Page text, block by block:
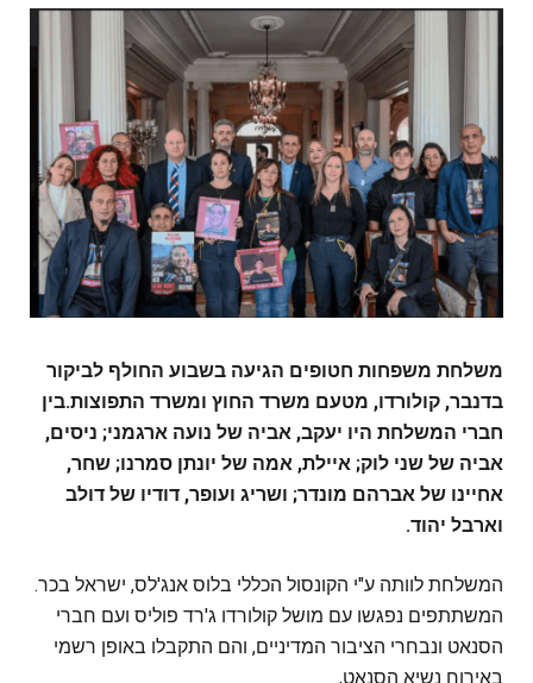
משלחת משפחות חטופים הגיעה בשבוע החולף לביקור
בדנבר, קולורדו, מטעם משרד החוץ ומשרד התפוצות.בין
חברי המשלחת היו יעקב, אביה של נועה ארגמני; ניסים,
אביה של שני לוק; איילת, אמה של יונתן סמרנו; שחר,
אחיינו של אברהם מונדר; ושריג ועופר, דודיו של דולב
וארבל יהוד.
המשלחת לוותה ע"י הקונסול הכללי בלוס אנג'לס, ישראל בכר.
המשתתפים נפגשו עם מושל קולורדו ג'רד פוליס ועם חברי
הסנאט ונבחרי הציבור המדיניים, והם התקבלו באופן רשמי
באירוח נשיא הסנאט,